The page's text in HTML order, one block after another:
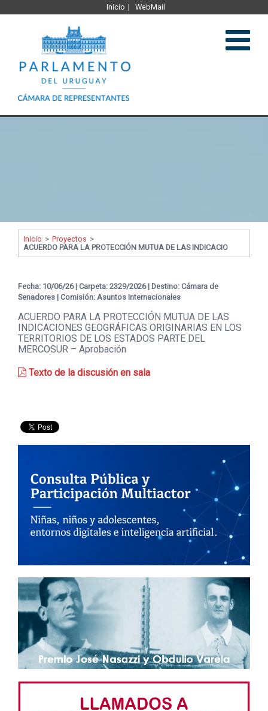
Inicio WebMail
Transparencia
Inicio > Proyectos >
ACUERDO PARA LA PROTECCIÓN MUTUA DE LAS INDICACIO
Fecha: 10/06/26 | Carpeta: 2329/2026 | Destino: Cámara de
Senadores | Comisión: Asuntos Internacionales
ACUERDO PARA LA PROTECCIÓN MUTUA DE LAS
INDICACIONES GEOGRÁFICAS ORIGINARIAS EN LOS
TERRITORIOS DE LOS ESTADOS PARTE DEL
MERCOSUR – Aprobación
Texto de la discusión en sala